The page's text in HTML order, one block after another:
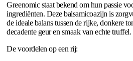
Greenomic staat bekend om hun passie
ingrediënten. Deze balsamicoazijn is
de ideale balans tussen de rijke, donkere
decadente geur en smaak van echte truffel.
De voordelen op een rij: